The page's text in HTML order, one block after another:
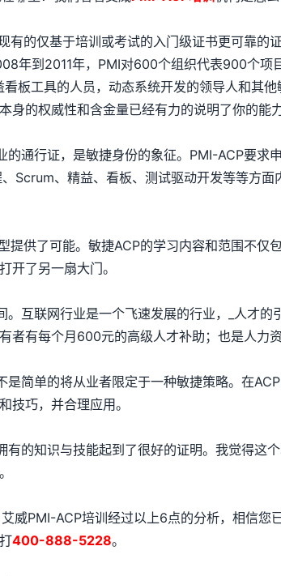
仅基于培训或考试的入门级证书更可靠的证
年到2011年，PMI对600个组织代表900个
看板工具的人员，动态系统开发的领导人和
身的权威性和含金量已经有力的说明了你的能力
行证，是敏捷身份的象征。PMI-ACP要求
Scrum、精益、看板、测试驱动开发等等方
了可能。敏捷ACP的学习内容和范围不仅
开了另一扇大门。
联网行业是一个飞速发展的行业，_人才的
者有每个月600元的高级人才补助；也是人力
单的将从业者限定于一种敏捷策略。在ACP
技巧，并合理应用。
知识与技能起到了很好的证明。我觉得这个
PMI-ACP培训经过以上6点的分析，相信您
400-888-5228。